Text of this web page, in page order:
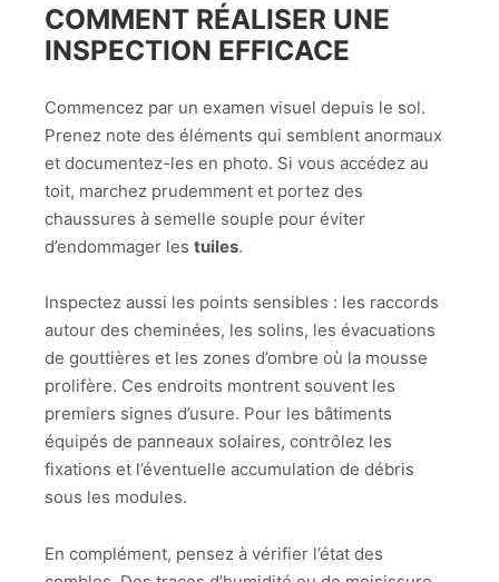
COMMENT RÉALISER UNE
INSPECTION EFFICACE
Commencez par un examen visuel depuis le sol.
Prenez note des éléments qui semblent anormaux
et documentez-les en photo. Si vous accédez au
toit, marchez prudemment et portez des
chaussures à semelle souple pour éviter
d’endommager les tuiles.
Inspectez aussi les points sensibles : les raccords
autour des cheminées, les solins, les évacuations
de gouttières et les zones d’ombre où la mousse
prolifère. Ces endroits montrent souvent les
premiers signes d’usure. Pour les bâtiments
équipés de panneaux solaires, contrôlez les
fixations et l’éventuelle accumulation de débris
sous les modules.
En complément, pensez à vérifier l’état des